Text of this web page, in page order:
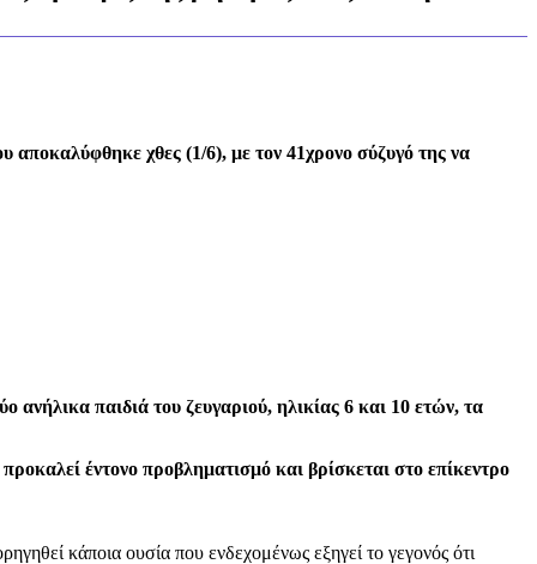
αποκαλύφθηκε χθες (1/6), με τον 41χρονο σύζυγό της να
ανήλικα παιδιά του ζευγαριού, ηλικίας 6 και 10 ετών, τα
έντονο προβληματισμό και βρίσκεται στο επίκεντρο
κάποια ουσία που ενδεχομένως εξηγεί το γεγονός ότι